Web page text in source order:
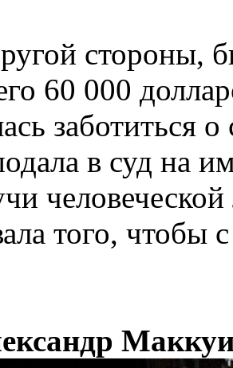
стороны,
60 000
заботиться
в суд на
того, чтобы